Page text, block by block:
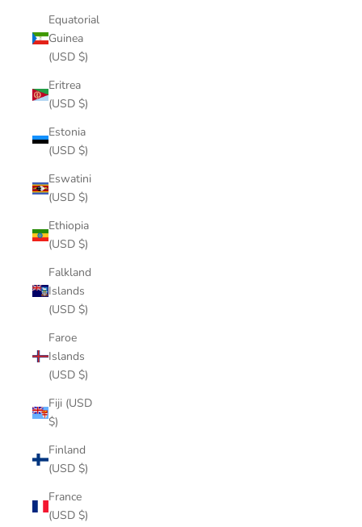
Equatorial
Guinea
(USD $)
Eritrea
(USD $)
Estonia
(USD $)
Eswatini
(USD $)
Ethiopia
(USD $)
Falkland
Islands
(USD $)
Faroe
Islands
(USD $)
Fiji (USD
$)
Finland
(USD $)
France
(USD $)